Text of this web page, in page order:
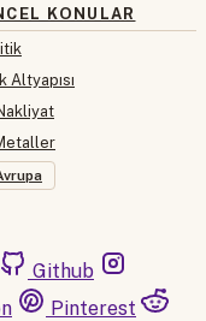
KONULAR
Altyapısı
Github
Pinterest